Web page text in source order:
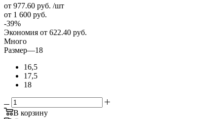
от 977.60 руб. /шт
от 1 600 руб.
-39%
Экономия от 622.40 руб.
Много
Размер—18
16,5
17,5
18
В корзину